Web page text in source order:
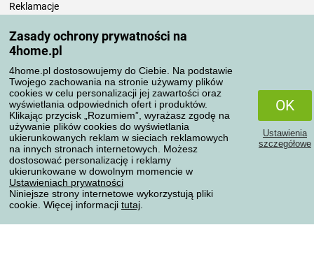
Zasady ochrony prywatności na
4home.pl
4home.pl dostosowujemy do Ciebie. Na podstawie
Twojego zachowania na stronie używamy plików
cookies w celu personalizacji jej zawartości oraz
wyświetlania odpowiednich ofert i produktów.
Klikając przycisk „Rozumiem”, wyrażasz zgodę na
używanie plików cookies do wyświetlania
ukierunkowanych reklam w sieciach reklamowych
na innych stronach internetowych. Możesz
dostosować personalizację i reklamy
ukierunkowane w dowolnym momencie w
Ustawieniach prywatności
Niniejsze strony internetowe wykorzystują pliki
cookie. Więcej informacji tutaj
OK
Ustawienia
szczegółowe
Reklamacje
Zasady przetwarzania recenzji
Sposoby transportu
Metody płatności
Niezawodny sklep